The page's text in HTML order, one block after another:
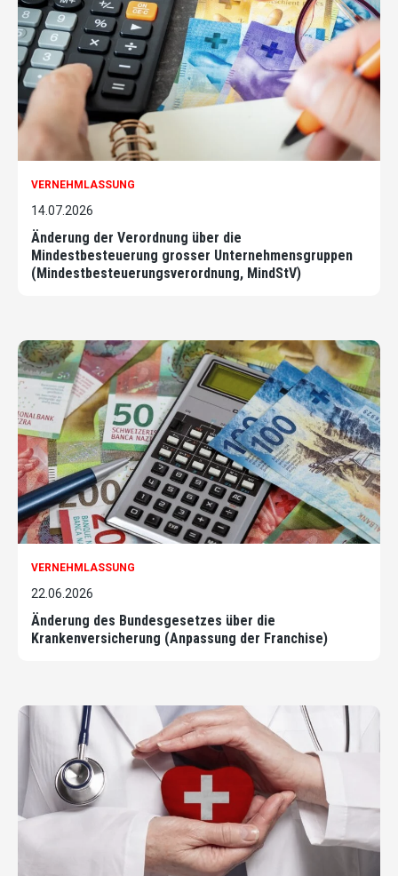
VERNEHMLASSUNG
14.07.2026
Änderung der Verordnung über die
Mindestbesteuerung grosser Unternehmensgruppen
(Mindestbesteuerungsverordnung, MindStV)
VERNEHMLASSUNG
22.06.2026
Änderung des Bundesgesetzes über die
Krankenversicherung (Anpassung der Franchise)